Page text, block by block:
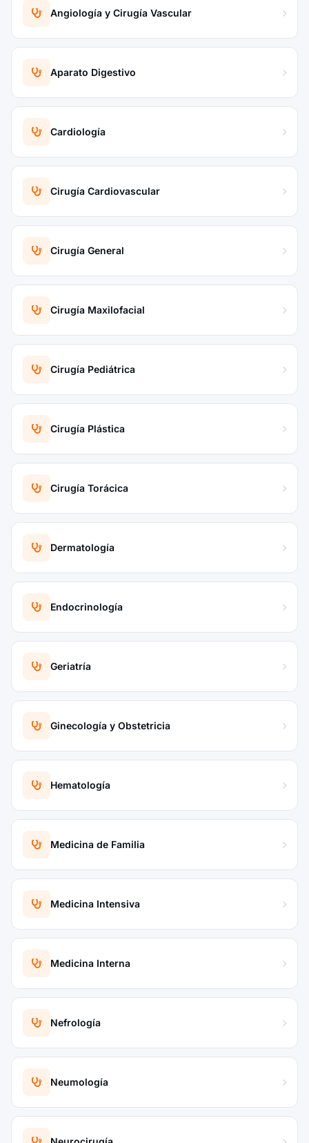
Angiología y Cirugía Vascular
Aparato Digestivo
Cardiología
Cirugía Cardiovascular
Cirugía General
Cirugía Maxilofacial
Cirugía Pediátrica
Cirugía Plástica
Cirugía Torácica
Dermatología
Endocrinología
Geriatría
Ginecología y Obstetricia
Hematología
Medicina de Familia
Medicina Intensiva
Medicina Interna
Nefrología
Neumología